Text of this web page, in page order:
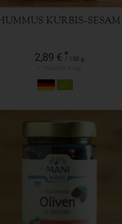
KÜRBIS-SESAM
2,89 € *
/ 150 g